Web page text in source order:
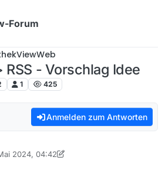
Forum
- Vorschlag Idee
1 425
Anmelden zum Antworten
2024, 04:42
dater